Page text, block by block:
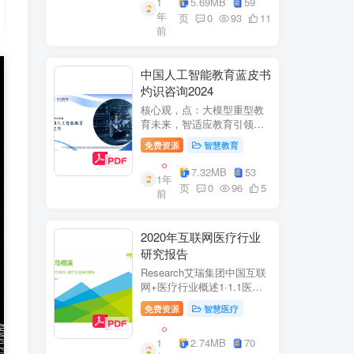
参编綦兵、谷金辉、温庆
福、王丹、岳...
年
前
页
0 93 11
中国人工智能教育蓝皮书
灼识咨询2024
核心观，点：大模型重型教
育未来，智适应教育引领
A+教有新纪元灼识咨询
China inshts Consultancy帆
观：深剂：洞来：失减：全
球故有革新浪湘2学习机妆占
硬件查头智道，应学习机市
免费资源 智慧教育
1年
前
7.32MB
53
页
0 96 5
2020年互联网医疗行业
研究报告
Research艾瑞集团中国互联
网+医疗行业概述1·1.1医疗
行业困境中国互联网+医疗行
业现状2中国互联网+医疗用
户行为洞察3中国互联网+医
疗热门赛道分析4中国互联网
免费资源 智慧医疗
1
2.74MB
70